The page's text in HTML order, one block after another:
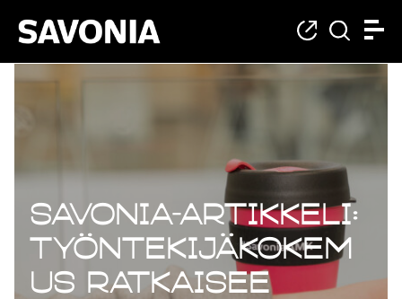
Savonia-artikkeli:
Työntekijäkokem
us ratkaisee